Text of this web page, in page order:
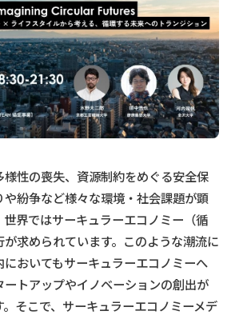
様性の喪失、資源制約をめぐる安全保
や紛争など様々な環境・社会課題が顕
界ではサーキュラーエコノミー（循
が求められています。このような潮流に
においてもサーキュラーエコノミーへ
ートアップやイノベーションの創出が
そこで、サーキュラーエコノミーメデ